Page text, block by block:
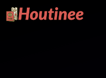
Saltar
al